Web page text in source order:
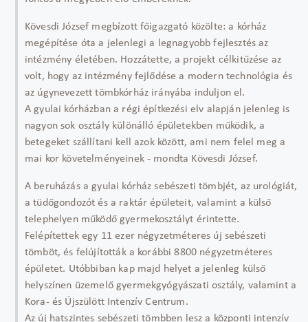
Kövesdi József megbízott főigazgató közölte: a kórház
megépítése óta a jelenlegi a legnagyobb fejlesztés az
intézmény életében. Hozzátette, a projekt célkitűzése az
volt, hogy az intézmény fejlődése a modern technológia és
az úgynevezett tömbkórház irányába induljon el.
A gyulai kórházban a régi építkezési elv alapján jelenleg is
nagyon sok osztály különálló épületekben működik, a
betegeket szállítani kell azok között, ami nem felel meg a
mai kor követelményeinek - mondta Kövesdi József.
A beruházás a gyulai kórház sebészeti tömbjét, az urológiát,
a tüdőgondozót és a raktár épületeit, valamint a külső
telephelyen működő gyermekosztályt érintette.
Felépítettek egy 11 ezer négyzetméteres új sebészeti
tömböt, és felújították a korábbi 8800 négyzetméteres
épületet. Utóbbiban kap majd helyet a jelenleg külső
helyszínen üzemelő gyermekgyógyászati osztály, valamint a
Kora- és Újszülött Intenzív Centrum.
Az új hatszintes sebészeti tömbben lesz a központi intenzív